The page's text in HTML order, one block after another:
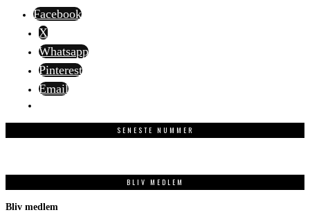
Facebook
X
Whatsapp
Pinterest
Email
SENESTE NUMMER
BLIV MEDLEM
Bliv medlem